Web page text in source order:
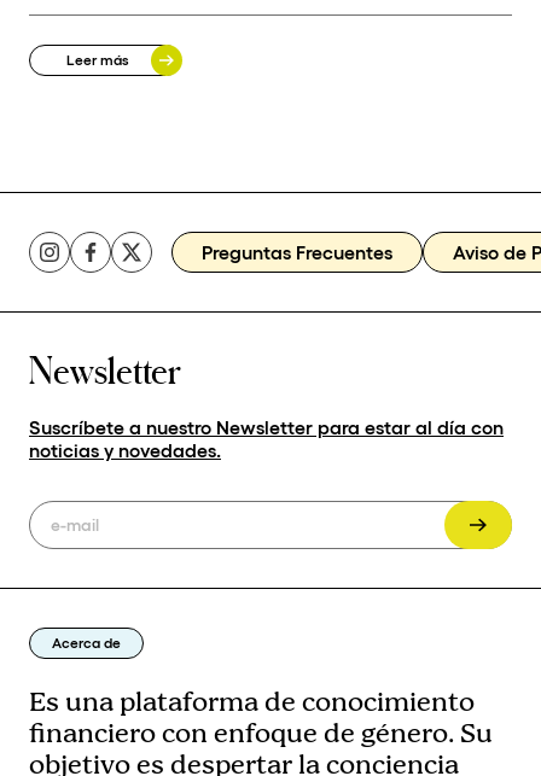
Leer más
Preguntas Frecuentes Aviso de
Newsletter
Suscríbete a nuestro Newsletter para estar al día con
noticias y novedades.
Acerca de
Es una plataforma de conocimiento
financiero con enfoque de género. Su
objetivo es despertar la conciencia